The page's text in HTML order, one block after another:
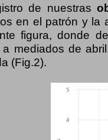
de nuestras
en el patrón y la
figura, donde
a mediados de
(Fig.2).